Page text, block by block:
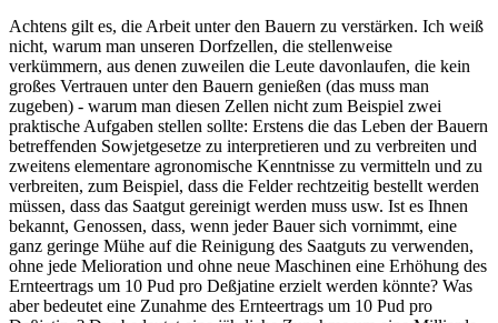
Achtens gilt es, die Arbeit unter den Bauern zu verstärken. Ich weiß
nicht, warum man unseren Dorfzellen, die stellenweise
verkümmern, aus denen zuweilen die Leute davonlaufen, die kein
großes Vertrauen unter den Bauern genießen (das muss man
zugeben) - warum man diesen Zellen nicht zum Beispiel zwei
praktische Aufgaben stellen sollte: Erstens die das Leben der Bauern
betreffenden Sowjetgesetze zu interpretieren und zu verbreiten und
zweitens elementare agronomische Kenntnisse zu vermitteln und zu
verbreiten, zum Beispiel, dass die Felder rechtzeitig bestellt werden
müssen, dass das Saatgut gereinigt werden muss usw. Ist es Ihnen
bekannt, Genossen, dass, wenn jeder Bauer sich vornimmt, eine
ganz geringe Mühe auf die Reinigung des Saatguts zu verwenden,
ohne jede Melioration und ohne neue Maschinen eine Erhöhung des
Ernteertrags um 10 Pud pro Deßjatine erzielt werden könnte? Was
aber bedeutet eine Zunahme des Ernteertrags um 10 Pud pro